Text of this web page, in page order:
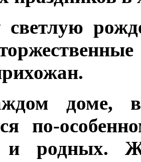
светлую
доме, в
по-
и родных.